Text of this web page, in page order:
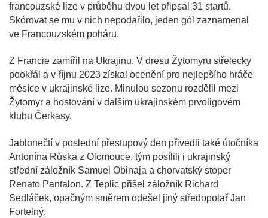
francouzské lize v průběhu dvou let připsal 31 startů.
Skórovat se mu v nich nepodařilo, jeden gól zaznamenal
ve Francouzském poháru.
Z Francie zamířil na Ukrajinu. V dresu Žytomyru střelecky
pookřál a v říjnu 2023 získal ocenění pro nejlepšího hráče
měsíce v ukrajinské lize. Minulou sezonu rozdělil mezi
Žytomyr a hostování v dalším ukrajinském prvoligovém
klubu Čerkasy.
Jablonečtí v poslední přestupový den přivedli také útočníka
Antonína Růska z Olomouce, tým posílili i ukrajinský
střední záložník Samuel Obinaja a chorvatský stoper
Renato Pantalon. Z Teplic přišel záložník Richard
Sedláček, opačným směrem odešel jiný středopolař Jan
Fortelný.